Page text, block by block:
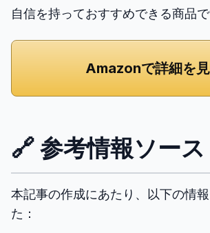
自信を持っておすすめできる商品で
Amazonで詳細を
🔗 参考情報ソース
本記事の作成にあたり、以下の情
た：